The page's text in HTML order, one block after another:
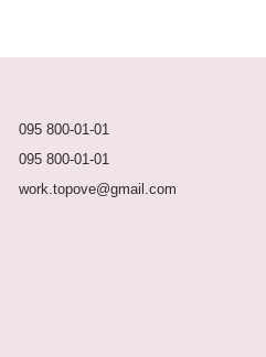
095 800-01-01
095 800-01-01
work.topove@gmail.com